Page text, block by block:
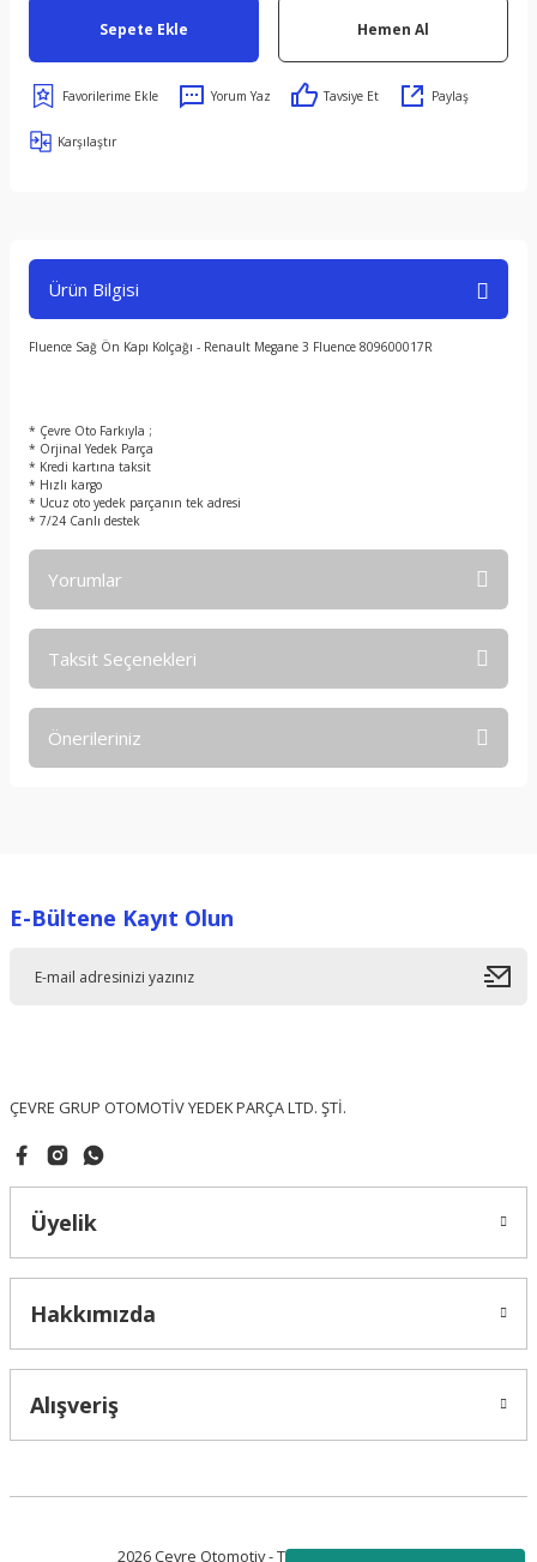
Sepete Ekle Hemen Al
Yorum Yaz Tavsiye Et Paylaş
Karşılaştır
Ürün Bilgisi
Fluence Sağ Ön Kapı Kolçağı - Renault Megane 3 Fluence 809600017R
* Çevre Oto Farkıyla ;
* Orjinal Yedek Parça
* Kredi kartına taksit
* Hızlı kargo
* Ucuz oto yedek parçanın tek adresi
* 7/24 Canlı destek
Yorumlar
Taksit Seçenekleri
Önerileriniz
Ürün resmi kalitesiz, bozuk veya görüntülenemiyor.
E-Bültene Kayıt Olun
ÇEVRE GRUP OTOMOTİV YEDEK PARÇA LTD. ŞTİ.
Üyelik
Hakkımızda
Alışveriş
2026 Çevre Otomotiv - Tüm Hakları Saklıdır.